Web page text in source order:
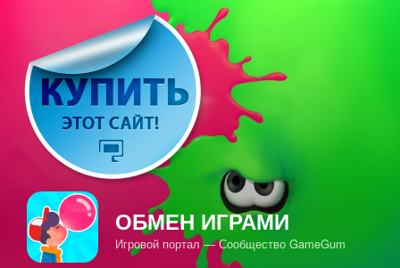
содержимому
ОБМЕН ИГРАМИ
Игровой портал — Сообщество GameGum